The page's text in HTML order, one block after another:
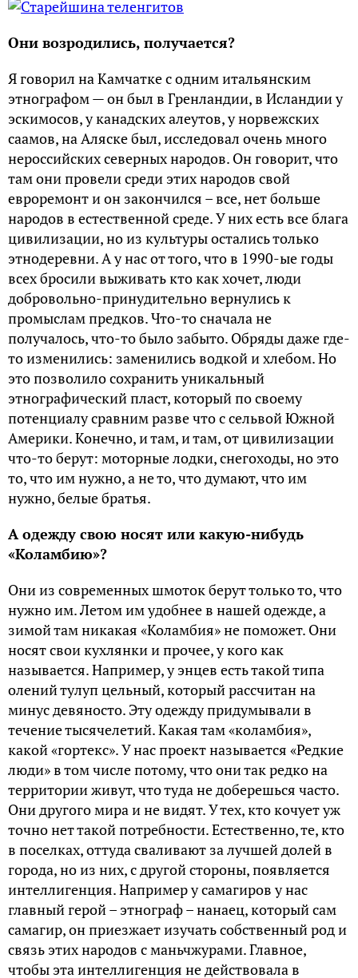
Они возродились, получается?
Я говорил на Камчатке с одним итальянским
этнографом — он был в Гренландии, в Исландии у
эскимосов, у канадских алеутов, у норвежских
саамов, на Аляске был, исследовал очень много
нероссийских северных народов. Он говорит, что
там они провели среди этих народов свой
евроремонт и он закончился – все, нет больше
народов в естественной среде. У них есть все блага
цивилизации, но из культуры остались только
этнодеревни. А у нас от того, что в 1990-ые годы
всех бросили выживать кто как хочет, люди
добровольно-принудительно вернулись к
промыслам предков. Что-то сначала не
получалось, что-то было забыто. Обряды даже где-
то изменились: заменились водкой и хлебом. Но
это позволило сохранить уникальный
этнографический пласт, который по своему
потенциалу сравним разве что с сельвой Южной
Америки. Конечно, и там, и там, от цивилизации
что-то берут: моторные лодки, снегоходы, но это
то, что им нужно, а не то, что думают, что им
нужно, белые братья.
А одежду свою носят или какую-нибудь
«Коламбию»?
Они из современных шмоток берут только то, что
нужно им. Летом им удобнее в нашей одежде, а
зимой там никакая «Коламбия» не поможет. Они
носят свои кухлянки и прочее, у кого как
называется. Например, у энцев есть такой типа
олений тулуп цельный, который рассчитан на
минус девяносто. Эту одежду придумывали в
течение тысячелетий. Какая там «коламбия»,
какой «гортекс». У нас проект называется «Редкие
люди» в том числе потому, что они так редко на
территории живут, что туда не доберешься часто.
Они другого мира и не видят. У тех, кто кочует уж
точно нет такой потребности. Естественно, те, кто
в поселках, оттуда сваливают за лучшей долей в
города, но из них, с другой стороны, появляется
интеллигенция. Например у самагиров у нас
главный герой – этнограф – нанаец, который сам
самагир, он приезжает изучать собственный род и
связь этих народов с маньчжурами. Главное,
чтобы эта интеллигенция не действовала в